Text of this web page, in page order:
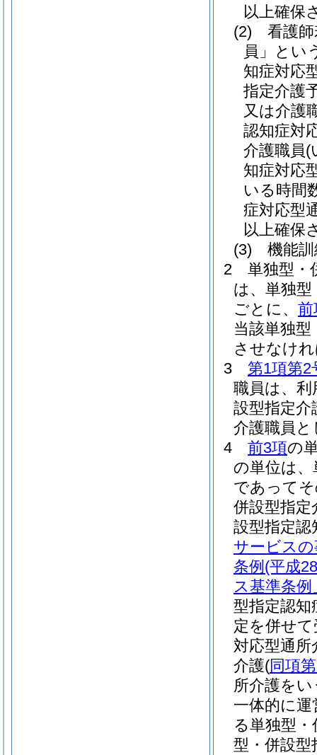
以上確保
(2)
看護
員」とい
知症対応
指定介護
又は介護
認知症対
介護職員(
知症対応
いる時間
症対応型
以上確保
(3)
機能
2
単独型・
は、単独型
ごとに、 前
当該単独
させなけ
3
第1項第2
職員は、
設型指定介
介護職員
4
前3項の
の単位は、
であって
併設型指定
設型指定認
サービス
条例 (平成
ス基準条
型指定認知
定を併せ
対応型通所
介護(同項
所介護を
一体的に
る単独型
型・併設型